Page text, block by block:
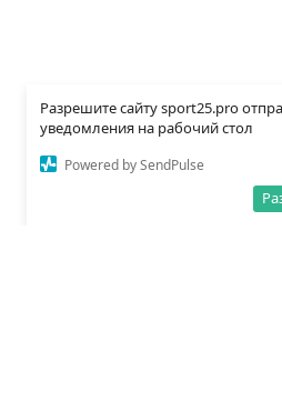
Разрешите сайту sport25.pro
уведомления на рабочий стол
Powered by SendPulse